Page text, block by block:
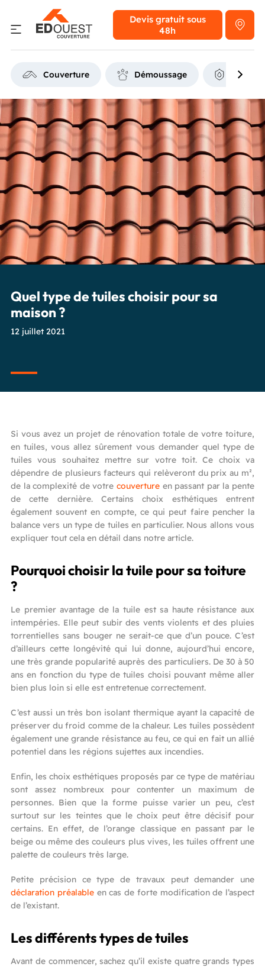
Devis gratuit sous
48h
Couverture Démoussage
Quel type de tuiles choisir pour sa
maison ?
12 juillet 2021
Si vous avez un projet de rénovation totale de votre toiture,
en tuiles, vous allez sûrement vous demander quel type de
tuiles vous souhaitez mettre sur votre toit. Ce choix va
dépendre de plusieurs facteurs qui relèveront du prix au m²,
de la complexité de votre couverture en passant par la pente
de cette dernière. Certains choix esthétiques entrent
également souvent en compte, ce qui peut faire pencher la
balance vers un type de tuiles en particulier. Nous allons vous
expliquer tout cela en détail dans notre article.
Pourquoi choisir la tuile pour sa toiture
?
Le premier avantage de la tuile est sa haute résistance aux
intempéries. Elle peut subir des vents violents et des pluies
torrentielles sans bouger ne serait-ce que d’un pouce. C’est
d’ailleurs cette longévité qui lui donne, aujourd’hui encore,
une très grande popularité auprès des particuliers. De 30 à 50
ans en fonction du type de tuiles choisi pouvant même aller
bien plus loin si elle est entretenue correctement.
C’est aussi un très bon isolant thermique ayant la capacité de
préserver du froid comme de la chaleur. Les tuiles possèdent
également une grande résistance au feu, ce qui en fait un allié
potentiel dans les régions sujettes aux incendies.
Enfin, les choix esthétiques proposés par ce type de matériau
sont assez nombreux pour contenter un maximum de
personnes. Bien que la forme puisse varier un peu, c’est
surtout sur les teintes que le choix peut être décisif pour
certains. En effet, de l’orange classique en passant par le
beige ou même des couleurs plus vives, les tuiles offrent une
palette de couleurs très large.
Petite précision ce type de travaux peut demander une
déclaration préalableen cas de forte modification de l’aspect
de l’existant.
Les différents types de tuiles
Avant de commencer, sachez qu’il existe quatre grands types